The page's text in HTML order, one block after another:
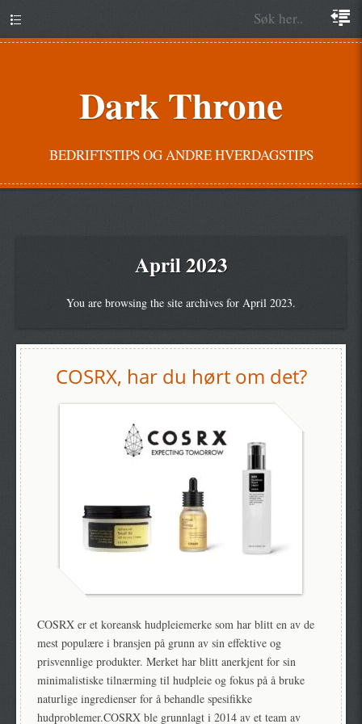
Dark Throne
BEDRIFTSTIPS OG ANDRE HVERDAGSTIPS
April 2023
You are browsing the site archives for April 2023.
COSRX, har du hørt om det?
COSRX er et koreansk hudpleiemerke som har blitt en av de
mest populære i bransjen på grunn av sin effektive og
prisvennlige produkter. Merket har blitt anerkjent for sin
minimalistiske tilnærming til hudpleie og fokus på å bruke
naturlige ingredienser for å behandle spesifikke
hudproblemer.COSRX ble grunnlagt i 2014 av et team av